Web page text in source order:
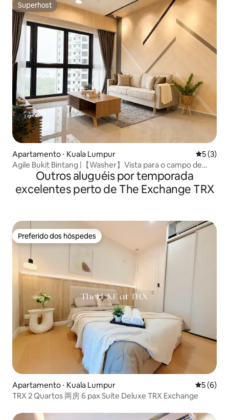
Superhost
Superhost
Apartamento ⋅ Kuala Lumpur 5 de
5 (3)
Agile Bukit Bintang |【Washer】Vista para o campo de
golfe, 5 min do TRX
Outros aluguéis por temporada
excelentes perto de The Exchange TRX
Preferido dos hóspedes
Preferido dos hóspedes
Apartamento ⋅ Kuala Lumpur 5 de
5 (6)
TRX 2 Quartos 两房 6 pax Suíte Deluxe TRX Exchange